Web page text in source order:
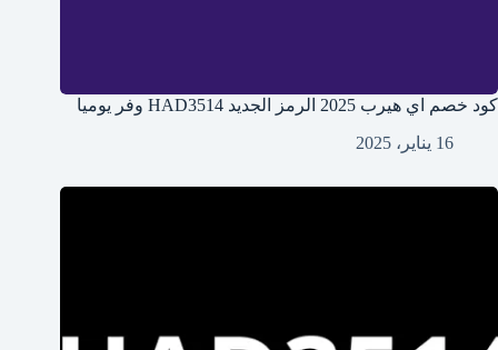
كود خصم اي هيرب 2025 الرمز الجديد HAD3514 وفر يوميا
16 يناير، 2025